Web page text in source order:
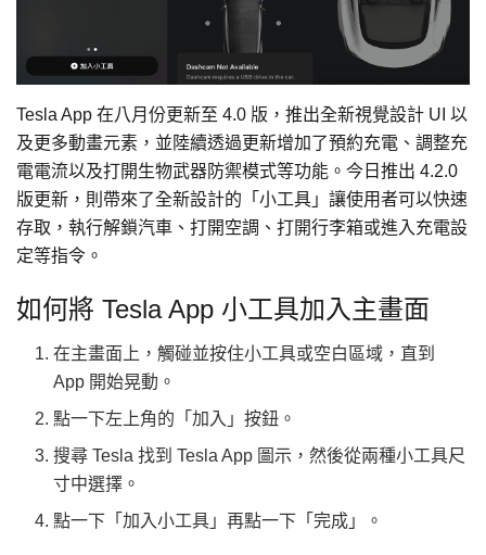
Tesla App 在八月份更新至 4.0 版，推出全新視覺設計 UI 以
及更多動畫元素，並陸續透過更新增加了預約充電、調整充
電電流以及打開生物武器防禦模式等功能。今日推出 4.2.0
版更新，則帶來了全新設計的「小工具」讓使用者可以快速
存取，執行解鎖汽車、打開空調、打開行李箱或進入充電設
定等指令。
如何將 Tesla App 小工具加入主畫面
在主畫面上，觸碰並按住小工具或空白區域，直到
App 開始晃動。
點一下左上角的「加入」按鈕。
搜尋 Tesla 找到 Tesla App 圖示，然後從兩種小工具尺
寸中選擇。
點一下「加入小工具」再點一下「完成」。